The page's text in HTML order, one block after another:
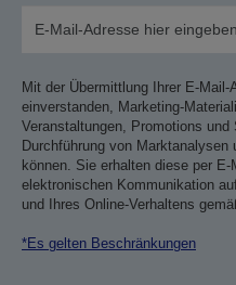
Mit der Übermittlung Ihrer E-
einverstanden, Marketing-
Veranstaltungen, Promotions
Durchführung von Marktanalysen
können. Sie erhalten diese per
elektronischen Kommunikation
und Ihres Online-Verhaltens
*Es gelten Beschränkungen